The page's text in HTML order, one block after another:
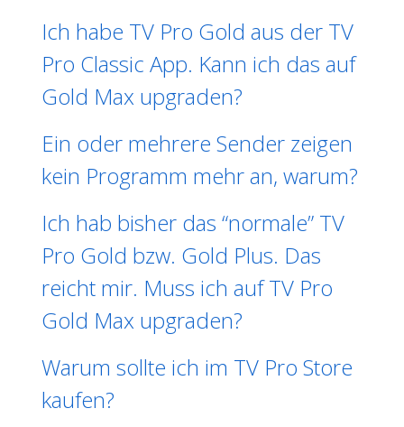
Ich habe TV Pro Gold aus der TV
Pro Classic App. Kann ich das auf
Gold Max upgraden?
Ein oder mehrere Sender zeigen
kein Programm mehr an, warum?
Ich hab bisher das “normale” TV
Pro Gold bzw. Gold Plus. Das
reicht mir. Muss ich auf TV Pro
Gold Max upgraden?
Warum sollte ich im TV Pro Store
kaufen?